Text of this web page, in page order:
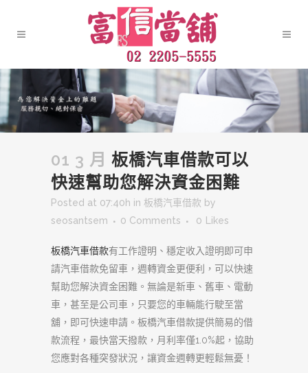
01 3 月 板橋汽車借款可以
快速幫助您解決資金困難
Posted at 07:40h in 板橋汽車借款 by
seosantsem
0 Comments 0 Likes
板橋汽車借款有工作證明、穩定收入證明即可申
請汽車借款免留車，週轉資金更便利，可以快速
幫助您解決資金困難。無論是新車、舊車、電動
車，甚至是公司車，只要您的車輛能行駛至當
舖，即可快速申請。板橋汽車借款提供簡易的借
款流程，最快當天撥款，月利率僅1.0%起，協助
您應對各種突發狀況，讓資金週轉更輕鬆無憂！